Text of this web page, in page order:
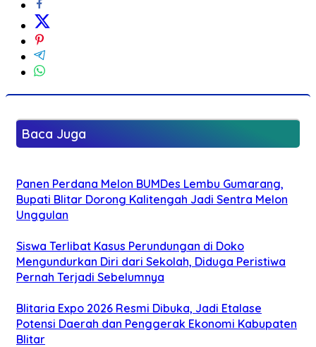
Baca Juga
Panen Perdana Melon BUMDes Lembu Gumarang,
Bupati Blitar Dorong Kalitengah Jadi Sentra Melon
Unggulan
Siswa Terlibat Kasus Perundungan di Doko
Mengundurkan Diri dari Sekolah, Diduga Peristiwa
Pernah Terjadi Sebelumnya
Blitaria Expo 2026 Resmi Dibuka, Jadi Etalase
Potensi Daerah dan Penggerak Ekonomi Kabupaten
Blitar